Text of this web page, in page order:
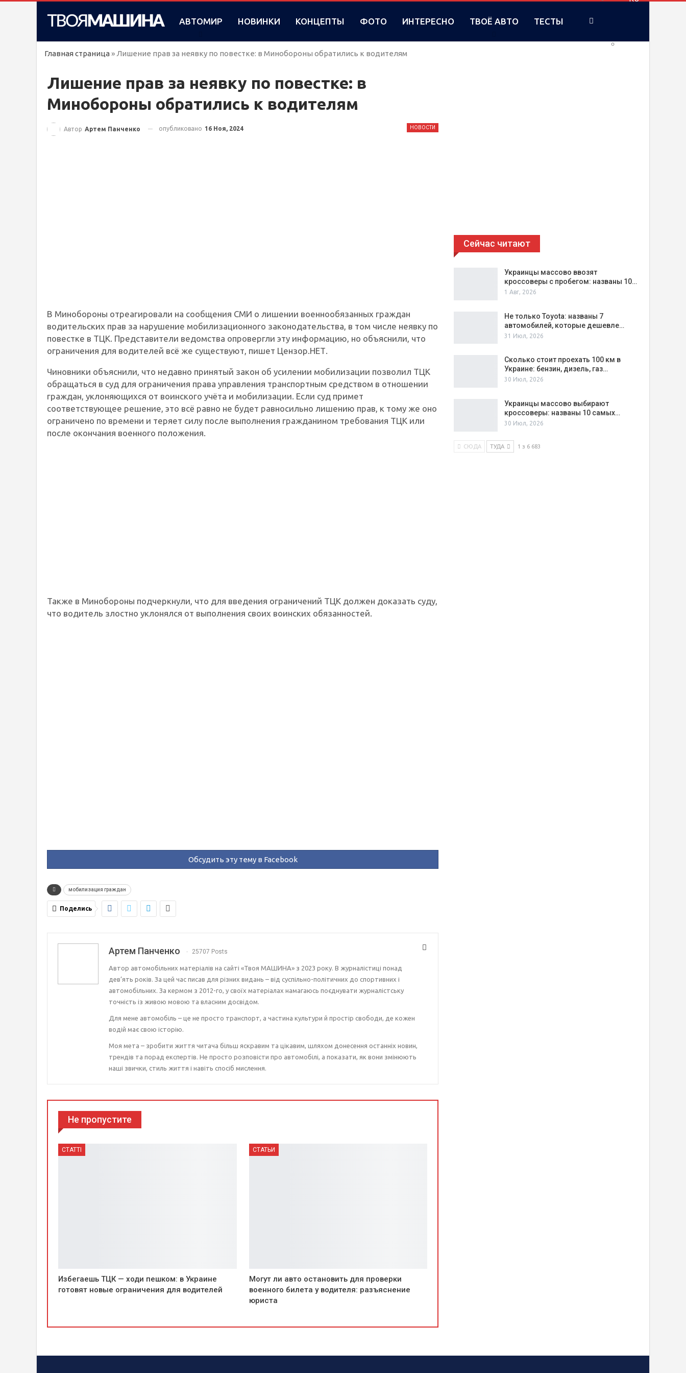
UA
АВТОМИР НОВИНКИ КОНЦЕПТЫ ФОТО ИНТЕРЕСНО ТВОЁ АВТО ТЕСТЫ
Главная страница » Лишение прав за неявку по повестке: в Минобороны обратились к водителям
Лишение прав за неявку по повестке: в
Минобороны обратились к водителям
НОВОСТИ
Автор Артем Панченко опубликовано 16 Ноя, 2024
В Минобороны отреагировали на сообщения СМИ о лишении военнообязанных граждан
водительских прав за нарушение мобилизационного законодательства, в том числе неявку по
повестке в ТЦК. Представители ведомства опровергли эту информацию, но объяснили, что
ограничения для водителей всё же существуют, пишет Цензор.НЕТ.
Чиновники объяснили, что недавно принятый закон об усилении мобилизации позволил ТЦК
обращаться в суд для ограничения права управления транспортным средством в отношении
граждан, уклоняющихся от воинского учёта и мобилизации. Если суд примет
соответствующее решение, это всё равно не будет равносильно лишению прав, к тому же оно
ограничено по времени и теряет силу после выполнения гражданином требования ТЦК или
после окончания военного положения.
Также в Минобороны подчеркнули, что для введения ограничений ТЦК должен доказать суду,
что водитель злостно уклонялся от выполнения своих воинских обязанностей.
Обсудить эту тему в Facebook
мобилизация граждан
Поделись
Артем Панченко 25707 Posts
Автор автомобільних матеріалів на сайті «Твоя МАШИНА» з 2023 року. В журналістиці понад
дев’ять років. За цей час писав для різних видань – від суспільно-політичних до спортивних і
автомобільних. За кермом з 2012-го, у своїх матеріалах намагаюсь поєднувати журналістську
точність із живою мовою та власним досвідом.
Для мене автомобіль – це не просто транспорт, а частина культури й простір свободи, де кожен
водій має свою історію.
Моя мета – зробити життя читача більш яскравим та цікавим, шляхом донесення останніх новин,
трендів та порад експертів. Не просто розповісти про автомобілі, а показати, як вони змінюють
наші звички, стиль життя і навіть спосіб мислення.
Не пропустите
СТАТТІ
Избегаешь ТЦК — ходи пешком: в Украине
готовят новые ограничения для водителей
СТАТЬИ
Могут ли авто остановить для проверки
военного билета у водителя: разъяснение
юриста
Сейчас читают
Украинцы массово ввозят
кроссоверы с пробегом: названы 10…
1 Авг, 2026
Не только Toyota: названы 7
автомобилей, которые дешевле…
31 Июл, 2026
Сколько стоит проехать 100 км в
Украине: бензин, дизель, газ…
30 Июл, 2026
Украинцы массово выбирают
кроссоверы: названы 10 самых…
30 Июл, 2026
СЮДА ТУДА 1 з 6 683